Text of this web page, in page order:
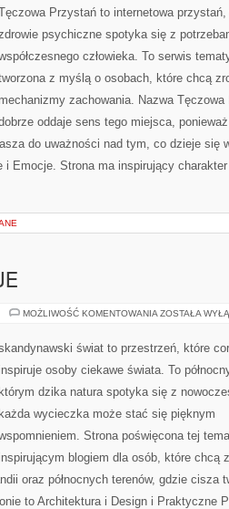
Przystań to internetowa
psychiczne spotyka się z
człowieka. To serwis
z myślą o osobach, które chcą
mechanizmy zachowania. Nazwa Tęczowa
oddaje sens tego miejsca,
do uważności nad tym, co dzieje się
i Emocje. Strona ma inspirujący
MOŻLIWOŚĆ KOMENTOWANIA KULTURA
ZOSTAŁA
świat to przestrzeń, które
inspiruje osoby ciekawe świata. To
którym dzika natura spotyka się z
każda wycieczka może stać się pięknym
Strona poświęcona tej
inspirującym blogiem dla osób, które chcą
oraz północnych terenów, gdzie cisza
to Architektura i Design i Praktyczne